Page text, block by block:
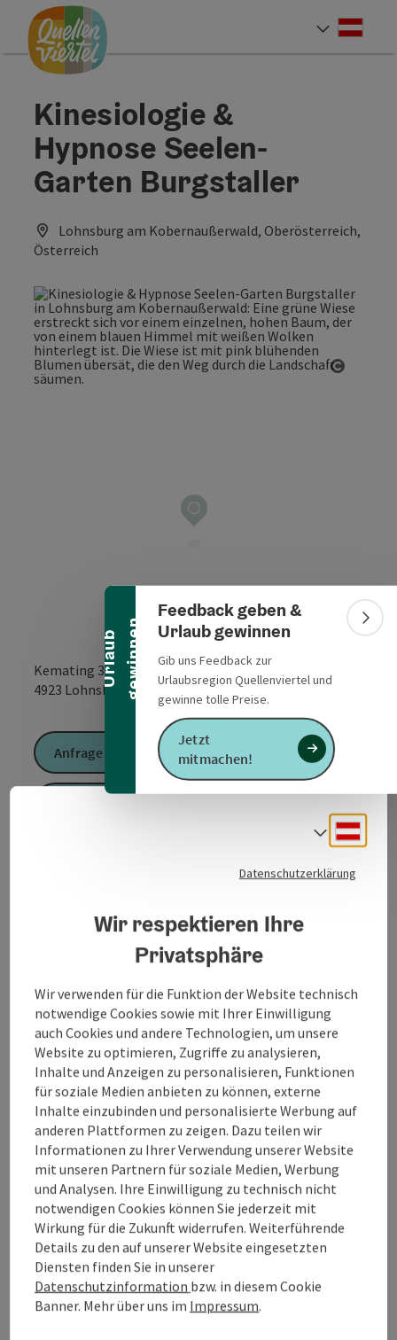
Zum Inhalt
Zur Navigation
Zum Seitenanfang
U
r
l
a
u
b
g
e
w
i
n
n
e n
Banner einklappen
Feedback geben &
Urlaub gewinnen
Gib uns Feedback zur
Urlaubsregion Quellenviertel und
gewinne tolle Preise.
Jetzt
mitmachen!
Kinesiologie &
Hypnose Seelen-
Garten Burgstaller
Lohnsburg am Kobernaußerwald, Oberösterreich,
Österreich
Kemating 35
4923 Lohnsburg am Kobernaußerwald in Google
Kinesiologie
Hypnotische Kommunikation und Trancereise
Psychologische Beratung
Kontakt
Öffnungszeiten
Anreise/Lage
Preise
Anfrage senden
Datenschutzerklärung
Wir respektieren Ihre
Privatsphäre
Wir verwenden für die Funktion der Website technisch
notwendige Cookies sowie mit Ihrer Einwilligung
auch Cookies und andere Technologien, um unsere
Website zu optimieren, Zugriffe zu analysieren,
Inhalte und Anzeigen zu personalisieren, Funktionen
für soziale Medien anbieten zu können, externe
Inhalte einzubinden und personalisierte Werbung auf
anderen Plattformen zu zeigen. Dazu teilen wir
Informationen zu Ihrer Verwendung unserer Website
mit unseren Partnern für soziale Medien, Werbung
und Analysen. Ihre Einwilligung zu technisch nicht
notwendigen Cookies können Sie jederzeit mit
Wirkung für die Zukunft widerrufen. Weiterführende
Details zu den auf unserer Website eingesetzten
Diensten finden Sie in unserer
Datenschutzinformation bzw. in diesem Cookie
Banner. Mehr über uns im Impressum.